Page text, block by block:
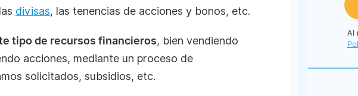
divisas, las tenencias de acciones y bonos, etc.
tipo de recursos financieros, bien vendiendo
acciones, mediante un proceso de
solicitados, subsidios, etc.
Al